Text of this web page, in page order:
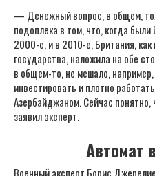
— Денежный вопрос, в общем,
подоплека в том, что, когда
2000-е, и в 2010-е, Британия, как
государства, наложила на обе
в общем-то, не мешало,
инвестировать и плотно
Азербайджаном. Сейчас
заявил эксперт.
Автомат
Военный эксперт Борис